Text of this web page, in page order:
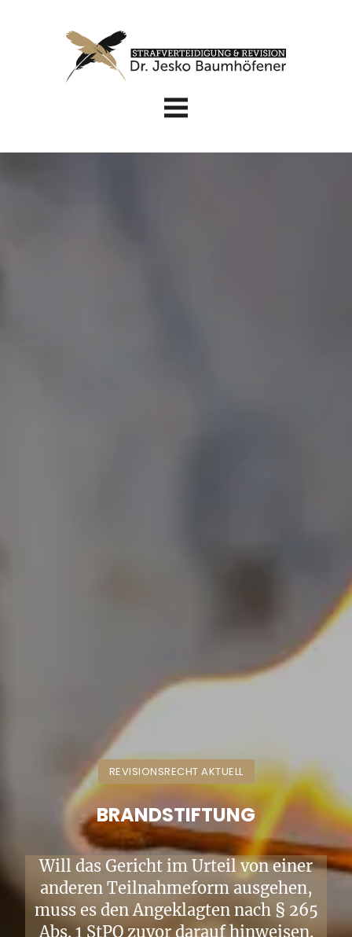
BRANDSTIFTUNG
Will das Gericht im Urteil von einer
anderen Teilnahmeform ausgehen,
muss es den Angeklagten nach § 265
Abs. 1 StPO zuvor darauf hinweisen.
REVISIONSRECHT AKTUELL